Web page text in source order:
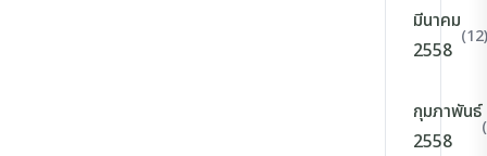
มีนาคม
2558
(12)
กุมภาพันธ์
2558